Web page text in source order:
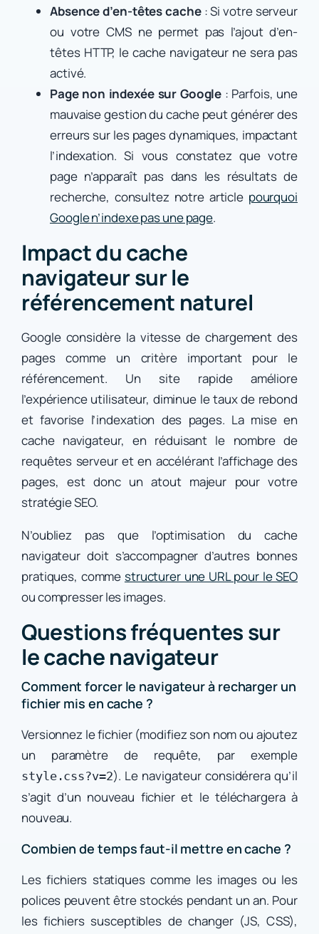
Absence d’en-têtes cache: Si votre serveur
ou votre CMS ne permet pas l’ajout d’en-
têtes HTTP, le cache navigateur ne sera pas
activé.
Page non indexée sur Google : Parfois, une
mauvaise gestion du cache peut générer des
erreurs sur les pages dynamiques, impactant
l’indexation. Si vous constatez que votre
page n’apparaît pas dans les résultats de
recherche, consultez notre article pourquoi
Google n’indexe pas une page.
Impact du cache
navigateur sur le
référencement naturel
Google considère la vitesse de chargement des
pages comme un critère important pour le
référencement. Un site rapide améliore
l’expérience utilisateur, diminue le taux de rebond
et favorise l’indexation des pages. La mise en
cache navigateur, en réduisant le nombre de
requêtes serveur et en accélérant l’affichage des
pages, est donc un atout majeur pour votre
stratégie SEO.
N’oubliez pas que l’optimisation du cache
navigateur doit s’accompagner d’autres bonnes
pratiques, comme structurer une URL pour le SEO
ou compresser les images.
Questions fréquentes sur
le cache navigateur
Comment forcer le navigateur à recharger un
fichier mis en cache ?
Versionnez le fichier (modifiez son nom ou ajoutez
un paramètre de requête, par exemple
style.css?v=2). Le navigateur considérera qu’il
s’agit d’un nouveau fichier et le téléchargera à
nouveau.
Combien de temps faut-il mettre en cache ?
Les fichiers statiques comme les images ou les
polices peuvent être stockés pendant un an. Pour
les fichiers susceptibles de changer (JS, CSS),